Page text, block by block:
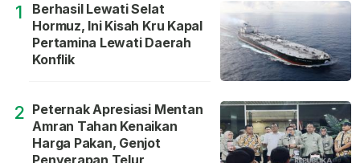
1
Berhasil Lewati Selat
Hormuz, Ini Kisah Kru Kapal
Pertamina Lewati Daerah
Konflik
2 Peternak Apresiasi Mentan
Amran Tahan Kenaikan
Harga Pakan, Genjot